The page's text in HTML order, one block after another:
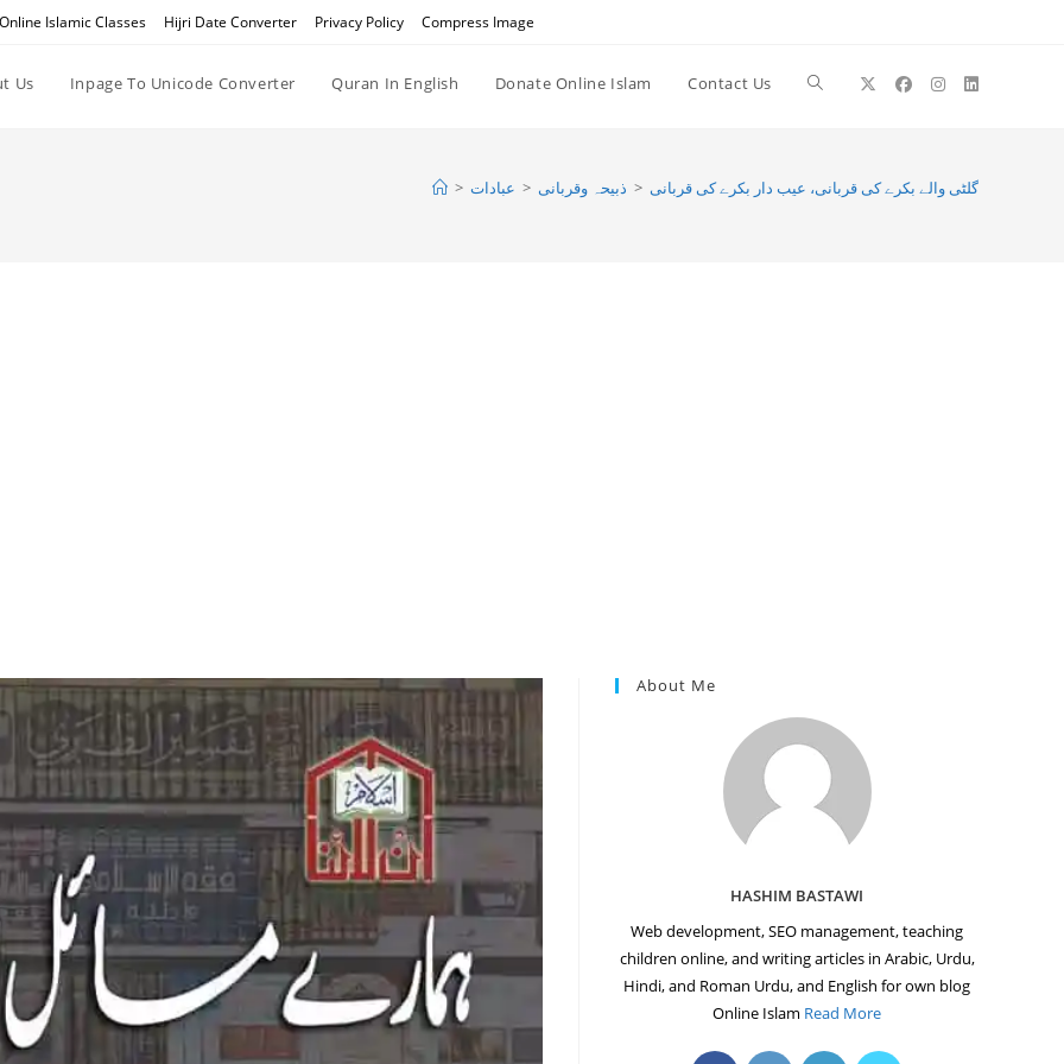
Online Islamic Classes Hijri Date Converter Privacy Policy Compress Image
Us Inpage To Unicode Converter Quran In English Donate Online Islam Contact Us Toggle
> عبادات > ذبیحہ وقربانی > گلٹی والے بکرے کی قربانی، عيب دار بكرے كى قربانى
About Me
HASHIM BASTAWI
Web development, SEO management, teaching
children online, and writing articles in Arabic, Urdu,
Hindi, and Roman Urdu, and English for own blog
Online Islam Read More